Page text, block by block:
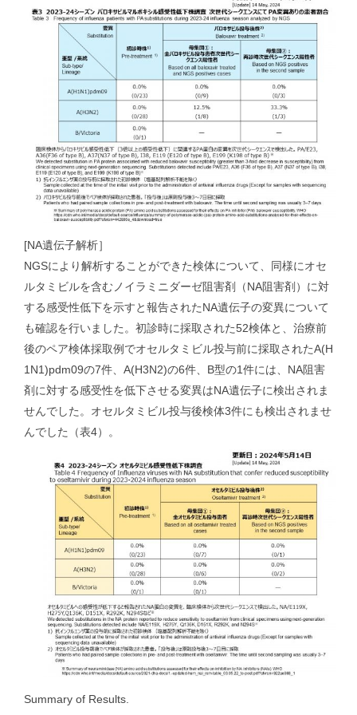
[NA遺伝子解析］
NGSにより解析することができた検体について、同様にオセ
ルタミビルを含むノイラミニダーゼ阻害剤（NA阻害剤）に対
する感受性低下を示すと報告されたNA遺伝子の変異について
も確認を行いました。初診時に採取された52検体と、治療前
後のペア検体採取例でオセルタミビル投与前に採取されたA(H
1N1)pdm09の7件、A(H3N2)の6件、B型の1件には、NA阻害
剤に対する感受性を低下させる変異はNA遺伝子に検出されま
せんでした。オセルタミビル投与後検体3件にも検出されませ
んでした（表4）。
Summary of Results.